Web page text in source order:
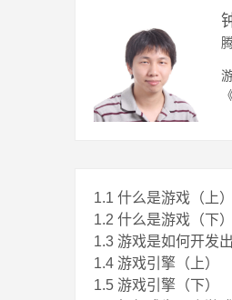
3.2 开发环境
3.3 腾讯开发组件介
3.4 网络通信+业务框
4.1 进程间通信（上）
4.2 进程间通信(下)
4.3 通信格式
4.4 并发模型
1.1 什么是游戏（上）
1.2 什么是游戏（下）
1.3 游戏是如何开发
1.4 游戏引擎（上）
1.5 游戏引擎（下）